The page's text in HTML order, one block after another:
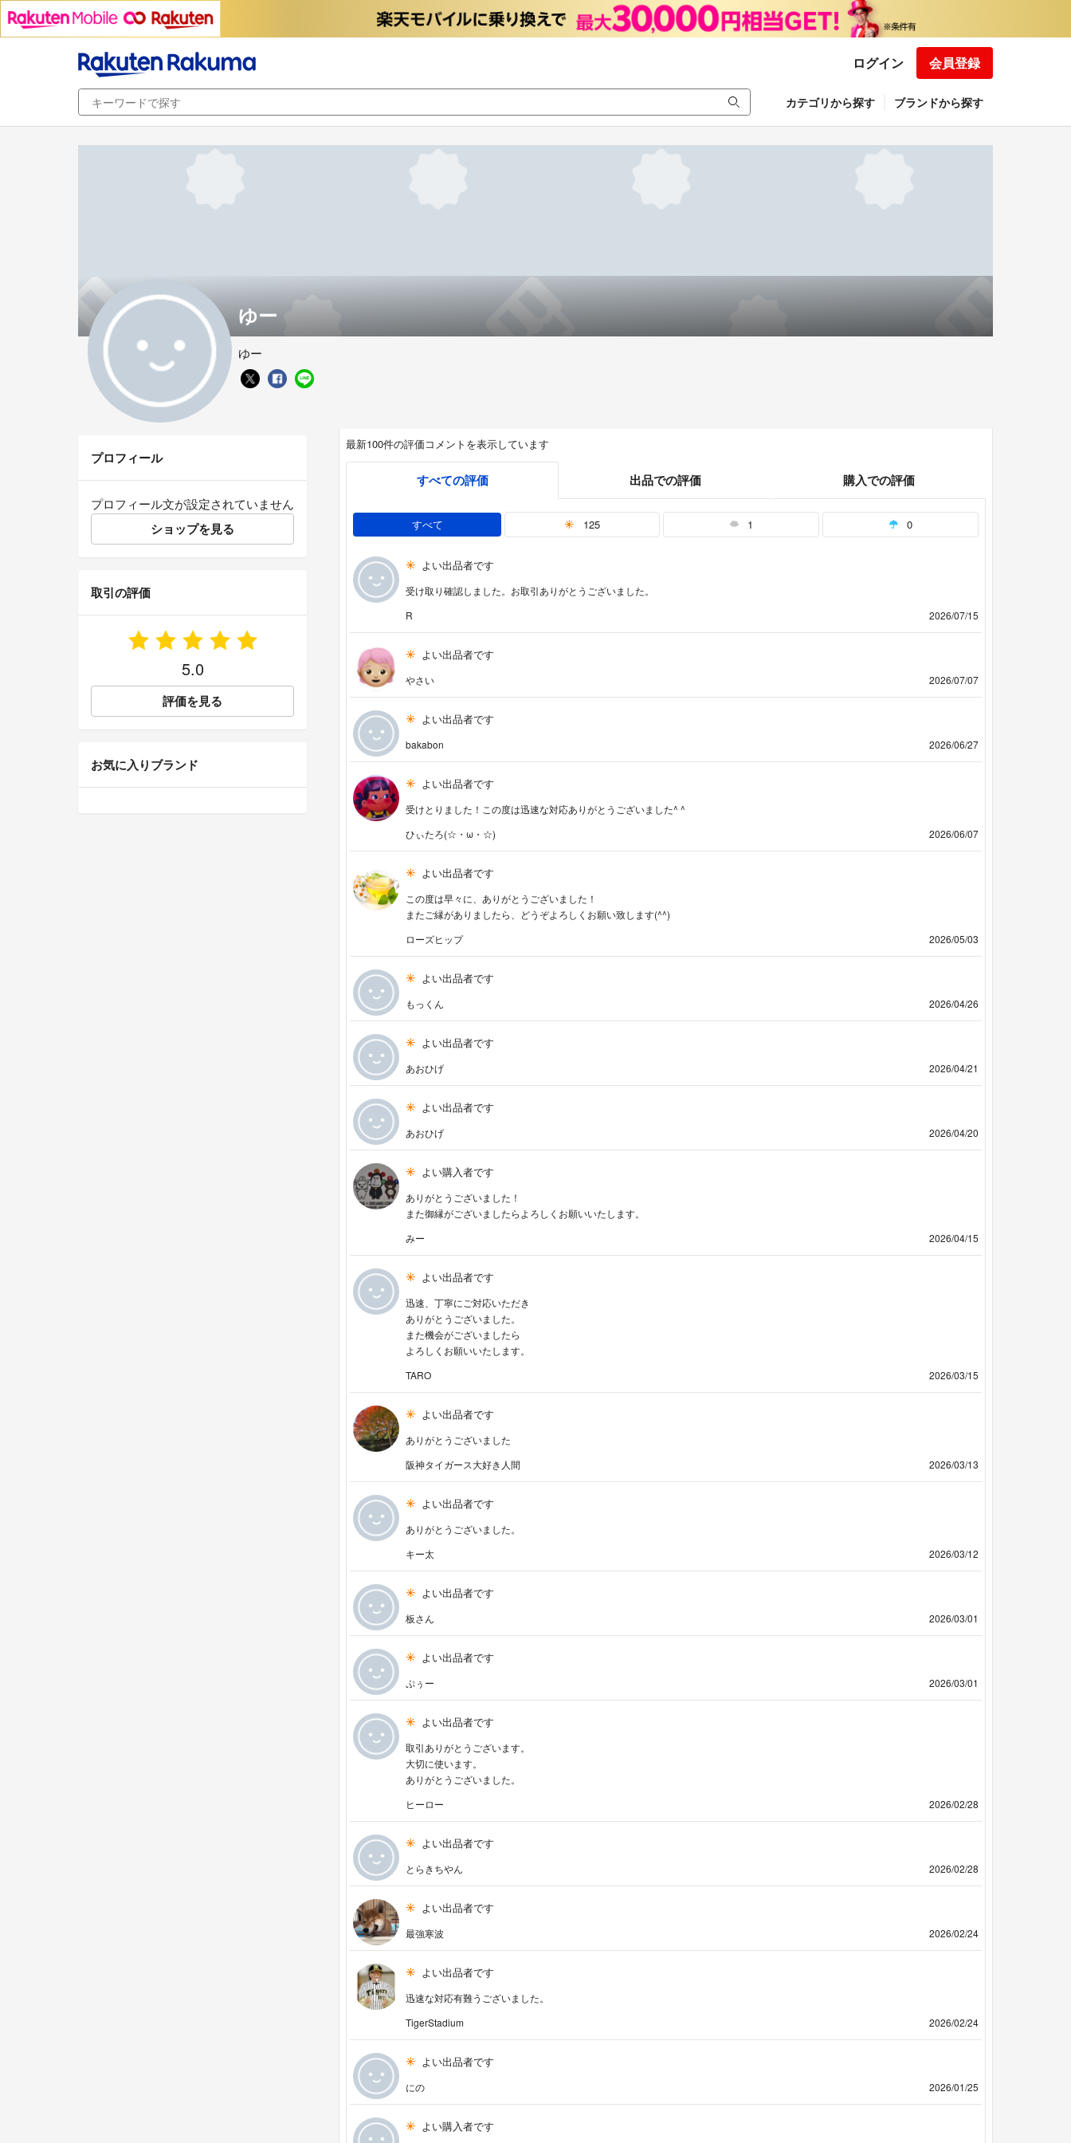
ログイン 会員登録
カテゴリから探す ブランドから探す
ゆー
ゆー
最新100件の評価コメントを表示しています
すべての評価 出品での評価 購入での評価
すべて 125 1 0
よい出品者です
受け取り確認しました。お取引ありがとうございました。
R
2026/07/15
よい出品者です
やさい 2026/07/07
よい出品者です
bakabon 2026/06/27
よい出品者です
受けとりました！この度は迅速な対応ありがとうございました^ ^
ひぃたろ(☆・ω・☆)
2026/06/07
よい出品者です
この度は早々に、ありがとうございました！
またご縁がありましたら、どうぞよろしくお願い致します(^^)
ローズヒップ
2026/05/03
よい出品者です
もっくん 2026/04/26
よい出品者です
あおひげ 2026/04/21
よい出品者です
あおひげ 2026/04/20
よい購入者です
ありがとうございました！
また御縁がございましたらよろしくお願いいたします。
みー
2026/04/15
よい出品者です
迅速、丁寧にご対応いただき
ありがとうございました。
また機会がございましたら
よろしくお願いいたします。
TARO
2026/03/15
よい出品者です
ありがとうございました
阪神タイガース大好き人間
2026/03/13
よい出品者です
ありがとうございました。
キー太
2026/03/12
よい出品者です
板さん 2026/03/01
よい出品者です
ぷぅー 2026/03/01
よい出品者です
取引ありがとうございます。
大切に使います。
ありがとうございました。
ヒーロー
2026/02/28
よい出品者です
とらきちやん 2026/02/28
よい出品者です
最強寒波 2026/02/24
よい出品者です
迅速な対応有難うございました。
TigerStadium
2026/02/24
よい出品者です
にの 2026/01/25
よい購入者です
プロフィール
プロフィール文が設定されていません
ショップを見る
取引の評価
5.0
評価を見る
お気に入りブランド